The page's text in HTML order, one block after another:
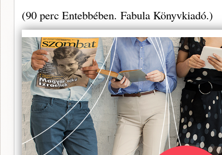
(90 perc Entebbében. Fabula Könyvkiadó.)